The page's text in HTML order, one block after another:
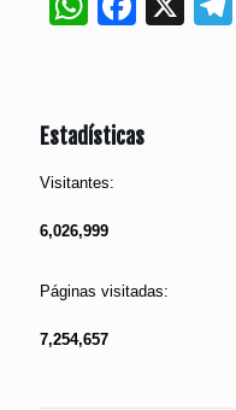
Estadísticas
Visitantes:
6,026,999
Páginas visitadas:
7,254,657